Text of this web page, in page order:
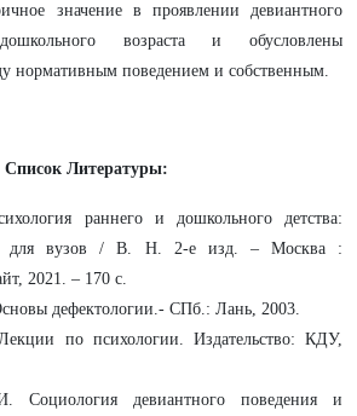
значение в проявлении девиантного
возраста и обусловлены
нормативным поведением и собственным.
Список Литературы:
раннего и дошкольного детства:
для вузов / В. Н. 2-е изд. – Москва :
2021. – 170 с.
дефектологии.- СПб.: Лань, 2003.
по психологии. Издательство: КДУ,
Социология девиантного поведения и